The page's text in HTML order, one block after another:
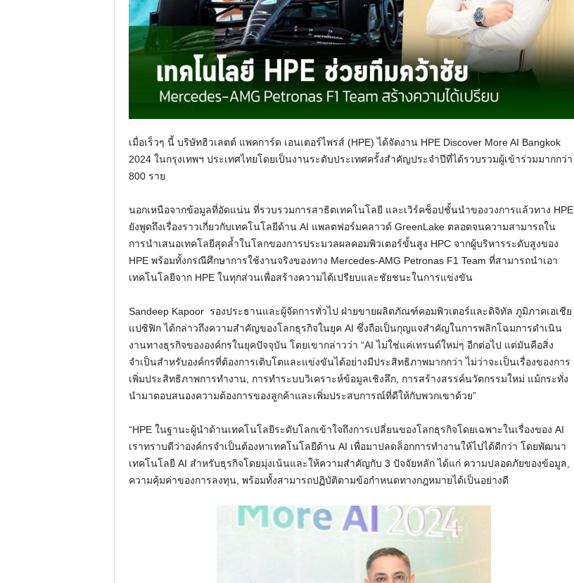
เมื่อเร็วๆ นี้ บริษัทฮิวเลตต์ แพคการ์ด เอนเตอร์ไพรส์ (HPE) ได้จัดงาน HPE Discover More AI Bangkok
2024 ในกรุงเทพฯ ประเทศไทยโดยเป็นงานระดับประเทศครั้งสำคัญประจำปีที่ได้รวบรวมผู้เข้าร่วมมากกว่า
800 ราย
นอกเหนือจากข้อมูลที่อัดแน่น ที่รวบรวมการสาธิตเทคโนโลยี และเวิร์คช็อปชั้นนำของวงการแล้วทาง HPE
ยังพูดถึงเรื่องราวเกี่ยวกับเทคโนโลยีด้าน AI แพลตฟอร์มคลาวด์ GreenLake ตลอดจนความสามารถใน
การนำเสนอเทคโลยีสุดล้ำในโลกของการประมวลผลคอมพิวเตอร์ขั้นสูง HPC จากผู้บริหารระดับสูงของ
HPE พร้อมทั้งกรณีศึกษาการใช้งานจริงของทาง Mercedes-AMG Petronas F1 Team ที่สามารถนำเอา
เทคโนโลยีจาก HPE ในทุกส่วนเพื่อสร้างความได้เปรียบและชัยชนะในการแข่งขัน
Sandeep Kapoor รองประธานและผู้จัดการทั่วไป ฝ่ายขายผลิตภัณฑ์คอมพิวเตอร์และดิจิทัล ภูมิภาคเอเชีย
แปซิฟิก ได้กล่าวถึงความสำคัญของโลกธุรกิจในยุค AI ซึ่งถือเป็นกุญแจสำคัญในการพลิกโฉมการดำเนิน
งานทางธุรกิจขององค์กรในยุคปัจจุบัน โดยเขากล่าวว่า “AI ไม่ใช่แค่เทรนด์ใหม่ๆ อีกต่อไป แต่มันคือสิ่ง
จำเป็นสำหรับองค์กรที่ต้องการเติบโตและแข่งขันได้อย่างมีประสิทธิภาพมากกว่า ไม่ว่าจะเป็นเรื่องของการ
เพิ่มประสิทธิภาพการทำงาน, การทำระบบวิเคราะห์ข้อมูลเชิงลึก, การสร้างสรรค์นวัตกรรมใหม่ แม้กระทั่ง
นำมาตอบสนองความต้องการของลูกค้าและเพิ่มประสบการณ์ที่ดีให้กับพวกเขาด้วย”
“HPE ในฐานะผู้นำด้านเทคโนโลยีระดับโลกเข้าใจถึงการเปลี่ยนของโลกธุรกิจโดยเฉพาะในเรื่องของ AI
เราทราบดีว่าองค์กรจำเป็นต้องหาเทคโนโลยีด้าน AI เพื่อมาปลดล็อกการทำงานให้ไปได้ดีกว่า โดยพัฒนา
เทคโนโลยี AI สำหรับธุรกิจโดยมุ่งเน้นและให้ความสำคัญกับ 3 ปัจจัยหลัก ได้แก่ ความปลอดภัยของข้อมูล,
ความคุ้มค่าของการลงทุน, พร้อมทั้งสามารถปฏิบัติตามข้อกำหนดทางกฎหมายได้เป็นอย่างดี